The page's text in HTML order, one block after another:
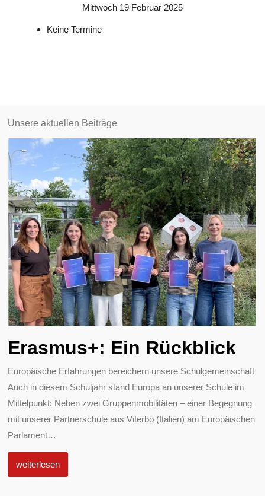
Mittwoch 19 Februar 2025
Keine Termine
Unsere aktuellen Beiträge
Erasmus+: Ein Rückblick
Europäische Erfahrungen bereichern unsere Schulgemeinschaft
Auch in diesem Schuljahr stand Europa an unserer Schule im
Mittelpunkt: Neben zwei Gruppenmobilitäten – einer Begegnung
mit unserer Partnerschule aus Viterbo (Italien) am Europäischen
Parlament…
weiterlesen